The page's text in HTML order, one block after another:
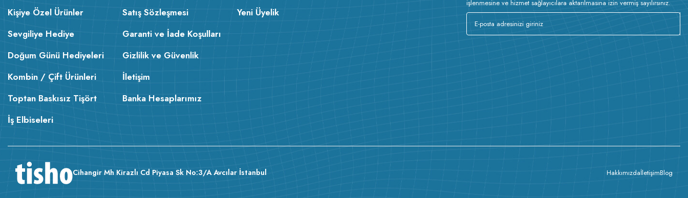
Kişiye Özel Ürünler
Sevgiliye Hediye
Doğum Günü Hediyeleri
Kombin / Çift Ürünleri
Toptan Baskısız Tişört
İş Elbiseleri
Satış Sözleşmesi
Garanti ve İade Koşulları
Gizlilik ve Güvenlik
İletişim
Banka Hesaplarımız
Yeni Üyelik
işlenmesine ve hizmet sağlayıcılara aktarılmasına izin vermiş sayılırsınız.
Cihangir Mh Kirazlı Cd Piyasa Sk No:3/A Avcılar İstanbul HakkımızdaİletişimBlog